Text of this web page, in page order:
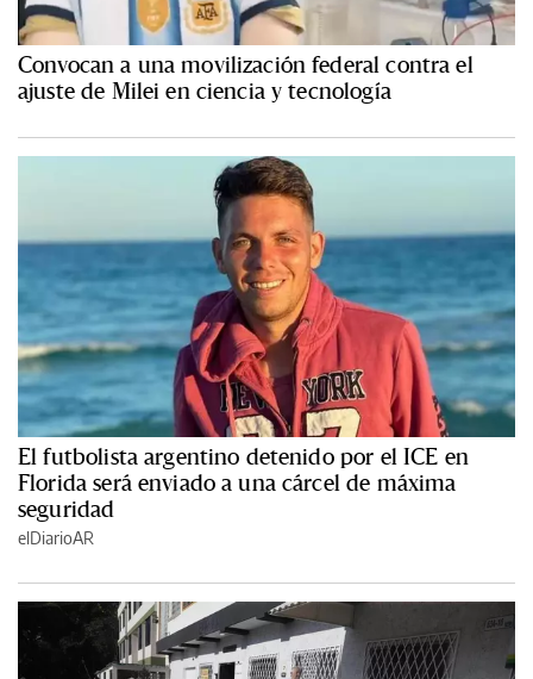
Convocan a una movilización federal contra el
ajuste de Milei en ciencia y tecnología
El futbolista argentino detenido por el ICE en
Florida será enviado a una cárcel de máxima
seguridad
elDiarioAR